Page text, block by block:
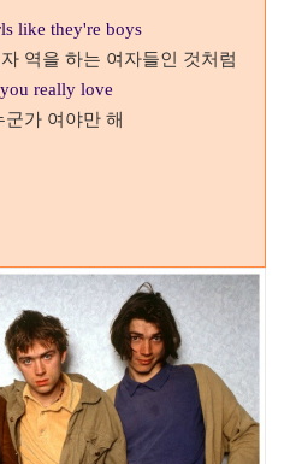
like they're boys
역을 하는 여자들인 것처럼
really love
가 여야만 해